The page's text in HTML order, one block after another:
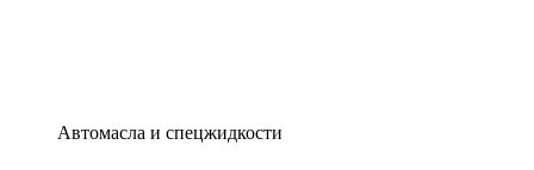
Автомасла и спецжидкости